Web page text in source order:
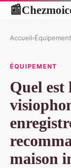
📰
Accueil›Équipement
ÉQUIPEMENT
Quel est
maison